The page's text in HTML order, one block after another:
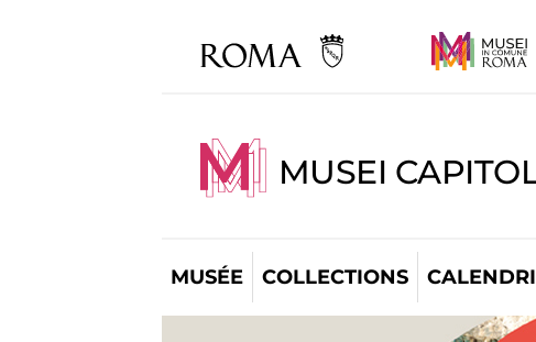
MUSEI
MUSÉE COLLECTIONS